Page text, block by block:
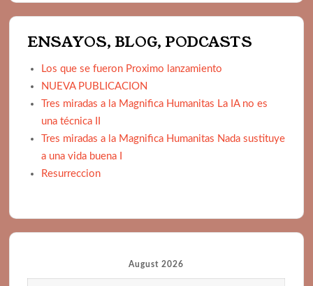
ENSAYOS, BLOG, PODCASTS
Los que se fueron Proximo lanzamiento
NUEVA PUBLICACION
Tres miradas a la Magnifica Humanitas La IA no es
una técnica II
Tres miradas a la Magnifica Humanitas Nada sustituye
a una vida buena I
Resurreccion
August 2026